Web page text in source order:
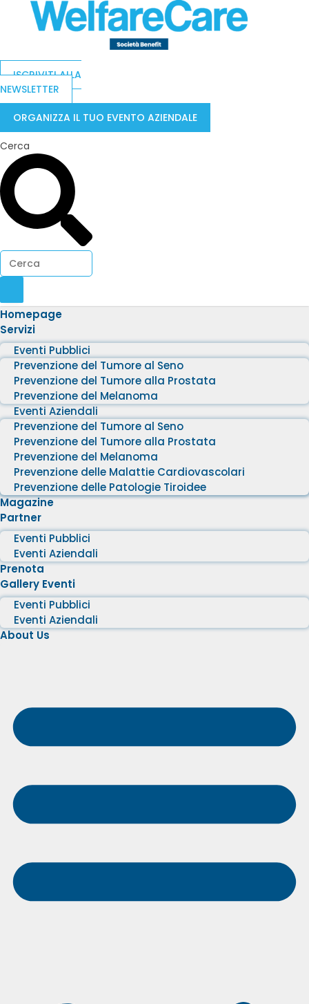
ISCRIVITI ALLA
NEWSLETTER
ORGANIZZA IL TUO EVENTO AZIENDALE
Cerca
Homepage
Servizi
Eventi Pubblici
Prevenzione del Tumore al Seno
Prevenzione del Tumore alla Prostata
Prevenzione del Melanoma
Eventi Aziendali
Prevenzione del Tumore al Seno
Prevenzione del Tumore alla Prostata
Prevenzione del Melanoma
Prevenzione delle Malattie Cardiovascolari
Prevenzione delle Patologie Tiroidee
Magazine
Partner
Eventi Pubblici
Eventi Aziendali
Prenota
Gallery Eventi
Eventi Pubblici
Eventi Aziendali
About Us